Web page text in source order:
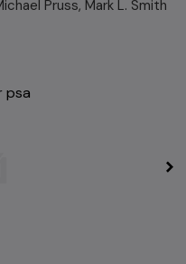
Pruss, Mark L. Smith